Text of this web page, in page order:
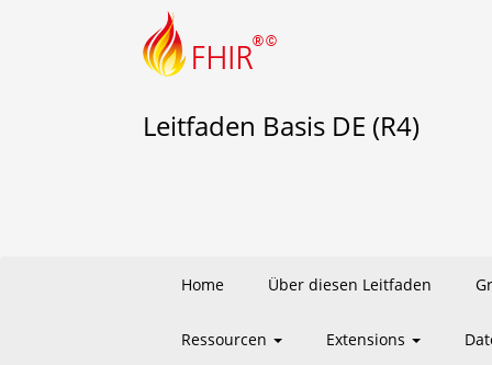
Leitfaden Basis DE (R4)
Home Über diesen Leitfaden
Ressourcen Extensions